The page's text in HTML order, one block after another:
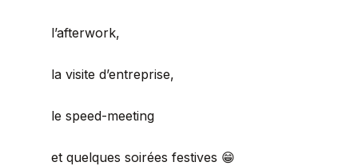
l’afterwork,
la visite d’entreprise,
le speed-meeting
et quelques soirées festives 😁